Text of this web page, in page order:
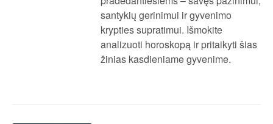
santykių gerinimui ir gyvenimo
krypties supratimui. Išmokite
analizuoti horoskopą ir pritaikyti šias
žinias kasdieniame gyvenime.